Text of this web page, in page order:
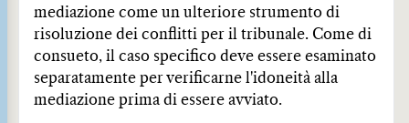
mediazione come un ulteriore strumento di
risoluzione dei conflitti per il tribunale. Come di
consueto, il caso specifico deve essere esaminato
separatamente per verificarne l'idoneità alla
mediazione prima di essere avviato.